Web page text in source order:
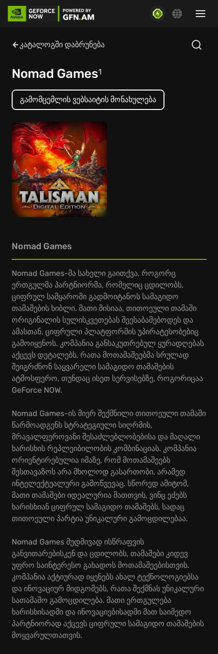
კატალოგში დაბრუნება
Nomad Games1
გამომცემლის ვებსაიტის მონახულება
Nomad Games
Nomad Games-მა სახელი გაითქვა, როგორც
ერთგულმა პარტნიორმა, რომელიც ცდილობს,
ციფრულ სამყაროში გადმოიტანოს სამაგიდო
თამაშების ხიბლი. მათი მისიაა, თითოეული თამაში
ორიგინალის სულისკვეთებას შეესაბამებოდეს და
ამასთან, ციფრული პლატფორმის უპირატესობებიც
გამოიყენოს. კომპანია განსაკუთრებულ ყურადღებას
აქცევს დეტალებს, რათა მოთამაშეებმა სრულად
შეიგრძნონ საყვარელი სამაგიდო თამაშების
ატმოსფერო, თუნდაც ისეთ სერვისებზე, როგორიცაა
GeForce NOW.
Nomad Games-ის მიერ შექმნილი თითოეული თამაში
წარმოადგენს სტრატეგიული სიღრმის,
მრავალფეროვანი შესაძლებლობებისა და მაღალი
ხარისხის რეპლეიბილობის კომბინაციას. კომპანია
ორიენტირებულია იმაზე, რომ მოთამაშეებს
შესთავაზოს არა მხოლოდ გასართობი, არამედ
ინტელექტუალური გამოწვევაც. სწორედ ამიტომ,
მათი თამაშები იდეალურია მათთვის, ვინც ეძებს
ხარისხიან ციფრულ სამაგიდო თამაშებს, სადაც
თითოეული პარტია უნიკალური გამოცდილებაა.
Nomad Games მუდმივად ისწრაფვის
განვითარებისკენ და ცდილობს, თამაშები კიდევ
უფრო საინტერესო გახადოს მოთამაშეებისთვის.
კომპანია აქტიურად იყენებს ახალ ტექნოლოგიებსა
და ინოვაციურ მიდგომებს, რათა შექმნას უნიკალური
სათამაშო გამოცდილება. მათი ერთგულება
ხარისხისადმი და ინოვაციებისადმი მათ საიმედო
პარტნიორად აქცევს ციფრული სამაგიდო თამაშების
მოყვარულთათვის.